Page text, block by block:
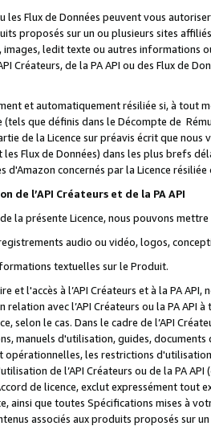
les Flux de Données peuvent vous
proposés sur un ou plusieurs sites
ledit texte ou autres informations
Créateurs, de la PA API ou des Flux de
et automatiquement résiliée si, à
(tels que définis dans le Décompte de
de la Licence sur préavis écrit que
les Flux de Données) dans les plus
d'Amazon concernés par la Licence
de l’API Créateurs et de la PA API
de la présente Licence, nous pouvons
audio ou vidéo, logos,
textuelles sur le Produit.
et l'accès à l’API Créateurs et à la PA
relation avec l’API Créateurs ou la PA
selon le cas. Dans le cadre de l’API
manuels d'utilisation, guides,
les restrictions
de l’API Créateurs ou de la PA
de licence, exclut expressément tout
ainsi que toutes Spécifications mises à
associés aux produits proposés sur